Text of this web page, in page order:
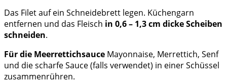
Das Filet auf ein Schneidebrett legen. Küchengarn
entfernen und das Fleisch in 0,6 – 1,3 cm dicke Scheiben
schneiden.
Für die Meerrettichsauce Mayonnaise, Merrettich, Senf
und die scharfe Sauce (falls verwendet) in einer Schüssel
zusammenrühren.